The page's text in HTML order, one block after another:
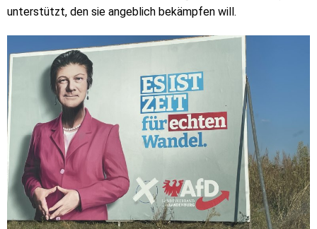
unterstützt, den sie angeblich bekämpfen will.